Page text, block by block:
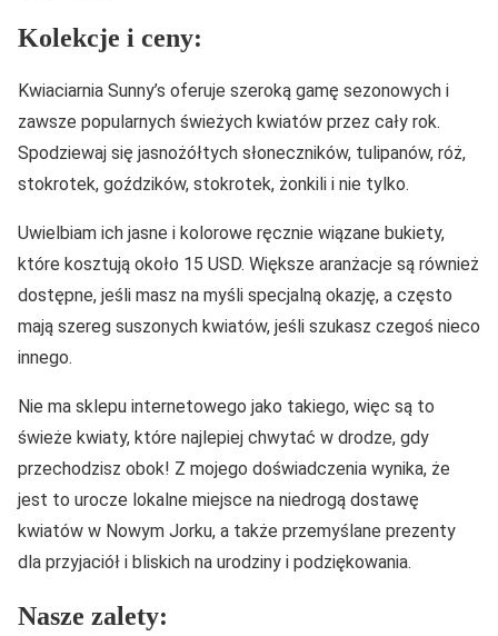
Kolekcje i ceny:
Kwiaciarnia Sunny’s oferuje szeroką gamę sezonowych i
zawsze popularnych świeżych kwiatów przez cały rok.
Spodziewaj się jasnożółtych słoneczników, tulipanów, róż,
stokrotek, goździków, stokrotek, żonkili i nie tylko.
Uwielbiam ich jasne i kolorowe ręcznie wiązane bukiety,
które kosztują około 15 USD. Większe aranżacje są również
dostępne, jeśli masz na myśli specjalną okazję, a często
mają szereg suszonych kwiatów, jeśli szukasz czegoś nieco
innego.
Nie ma sklepu internetowego jako takiego, więc są to
świeże kwiaty, które najlepiej chwytać w drodze, gdy
przechodzisz obok! Z mojego doświadczenia wynika, że
jest to urocze lokalne miejsce na niedrogą dostawę
kwiatów w Nowym Jorku, a także przemyślane prezenty
dla przyjaciół i bliskich na urodziny i podziękowania.
Nasze zalety: